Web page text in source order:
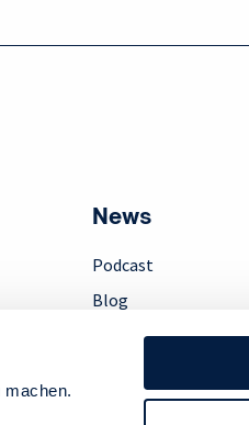
News
Podcast
Blog
LinkedIn